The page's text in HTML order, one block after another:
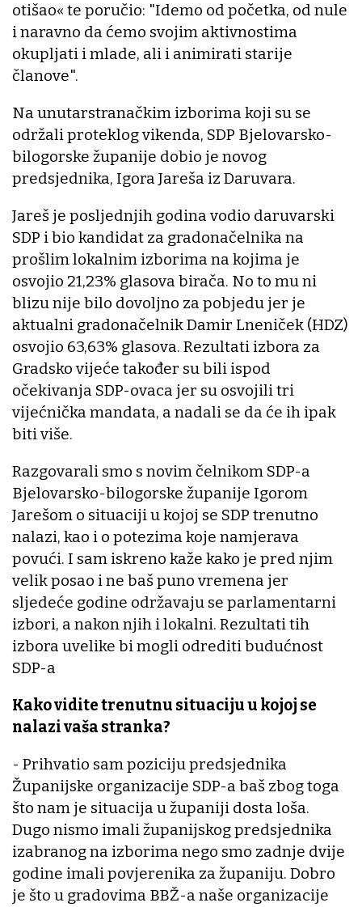
otišao« te poručio: "Idemo od početka, od nule
i naravno da ćemo svojim aktivnostima
okupljati i mlade, ali i animirati starije
članove".
Na unutarstranačkim izborima koji su se
održali proteklog vikenda, SDP Bjelovarsko-
bilogorske županije dobio je novog
predsjednika, Igora Jareša iz Daruvara.
Jareš je posljednjih godina vodio daruvarski
SDP i bio kandidat za gradonačelnika na
prošlim lokalnim izborima na kojima je
osvojio 21,23% glasova birača. No to mu ni
blizu nije bilo dovoljno za pobjedu jer je
aktualni gradonačelnik Damir Lneniček (HDZ)
osvojio 63,63% glasova. Rezultati izbora za
Gradsko vijeće također su bili ispod
očekivanja SDP-ovaca jer su osvojili tri
vijećnička mandata, a nadali se da će ih ipak
biti više.
Razgovarali smo s novim čelnikom SDP-a
Bjelovarsko-bilogorske županije Igorom
Jarešom o situaciji u kojoj se SDP trenutno
nalazi, kao i o potezima koje namjerava
povući. I sam iskreno kaže kako je pred njim
velik posao i ne baš puno vremena jer
sljedeće godine održavaju se parlamentarni
izbori, a nakon njih i lokalni. Rezultati tih
izbora uvelike bi mogli odrediti budućnost
SDP-a
Kako vidite trenutnu situaciju u kojoj se
nalazi vaša stranka?
- Prihvatio sam poziciju predsjednika
Županijske organizacije SDP-a baš zbog toga
što nam je situacija u županiji dosta loša.
Dugo nismo imali županijskog predsjednika
izabranog na izborima nego smo zadnje dvije
godine imali povjerenika za županiju. Dobro
je što u gradovima BBŽ-a naše organizacije